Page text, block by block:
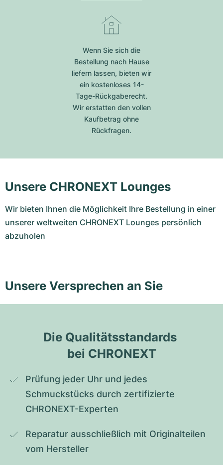
Wenn Sie sich die
Bestellung nach Hause
liefern lassen, bieten wir
ein kostenloses 14-
Tage-Rückgaberecht.
Wir erstatten den vollen
Kaufbetrag ohne
Rückfragen.
Unsere CHRONEXT Lounges
Wir bieten Ihnen die Möglichkeit Ihre Bestellung in einer
unserer weltweiten CHRONEXT Lounges persönlich
abzuholen
Unsere Versprechen an Sie
Die Qualitätsstandards
bei CHRONEXT
Prüfung jeder Uhr und jedes
Schmuckstücks durch zertifizierte
CHRONEXT-Experten
Reparatur ausschließlich mit Originalteilen
vom Hersteller